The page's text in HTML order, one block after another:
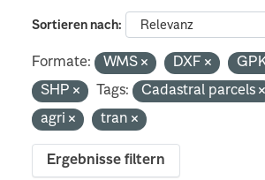
Sortieren nach
Formate: WMS DXF
SHP
Tags: Cadastral parcels
agri
tran
Ergebnisse filtern